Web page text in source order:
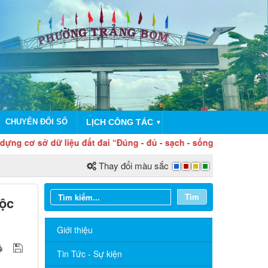
CHUYỂN ĐỔI SỐ LỊCH CÔNG TÁC ▼
sở dữ liệu đất đai “Đúng - đủ - sạch - sống”. Hoàn thiện dữ
Thay đổi màu sắc
Tìm
Giới thiệu
Tin Tức - Sự kiện